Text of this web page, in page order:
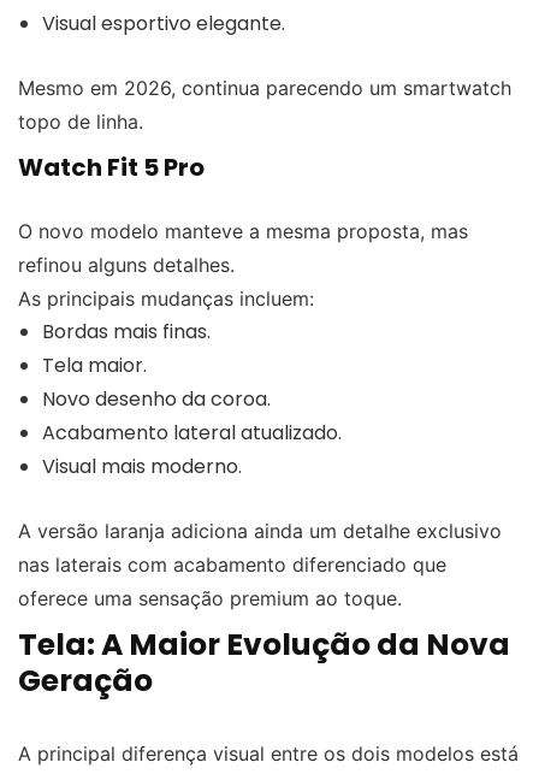
Visual esportivo elegante.
Mesmo em 2026, continua parecendo um smartwatch
topo de linha.
Watch Fit 5 Pro
O novo modelo manteve a mesma proposta, mas
refinou alguns detalhes.
As principais mudanças incluem:
Bordas mais finas.
Tela maior.
Novo desenho da coroa.
Acabamento lateral atualizado.
Visual mais moderno.
A versão laranja adiciona ainda um detalhe exclusivo
nas laterais com acabamento diferenciado que
oferece uma sensação premium ao toque.
Tela: A Maior Evolução da Nova
Geração
A principal diferença visual entre os dois modelos está